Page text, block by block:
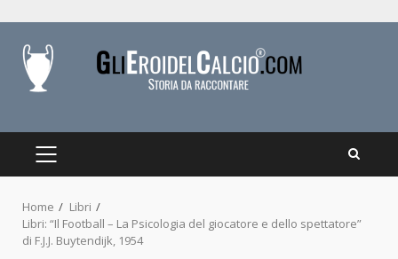
content
PRIMARY
Home
Libri
Libri: “Il Football – La Psicologia del giocatore e dello spettatore”
di F.J.J. Buytendijk, 1954